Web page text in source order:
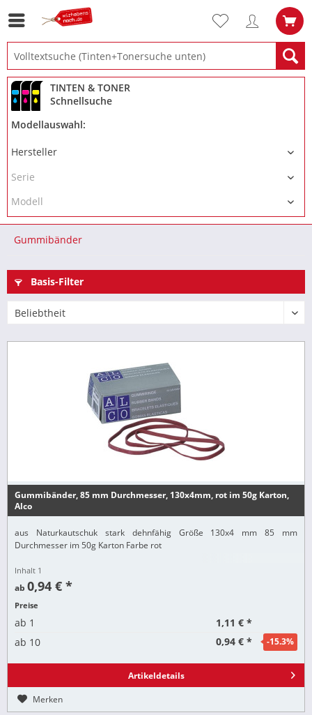
TINTEN & TONER
Schnellsuche
Modellauswahl:
Gummibänder
Basis-Filter
Gummibänder, 85 mm Durchmesser, 130x4mm, rot im 50g Karton,
Alco
aus Naturkautschuk stark dehnfähig Größe 130x4 mm 85 mm
Durchmesser im 50g Karton Farbe rot
Inhalt 1
ab0,94 € *
Preise
ab 1
1,11 € *
ab 10 0,94 € * -15.3%
Artikeldetails
Merken